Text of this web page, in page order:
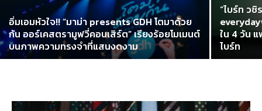
อิ่มเอมหัวใจ!! “มาม่า presents GDH โตมาด้วย
กัน ออร์เคสตรามูฟวี่คอนเสิร์ต” เรียงร้อยโมเมนต์
บนภาพความทรงจำที่แสนงดงาม
“ไบร์ท ว
ใน 4 วัน
ไบร์ท